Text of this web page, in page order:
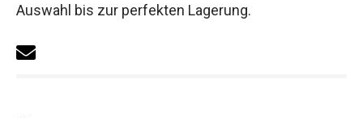
Auswahl bis zur perfekten Lagerung.